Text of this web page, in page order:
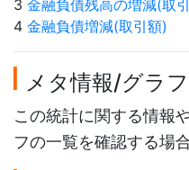
3 金融負債残高の増減(取
4 金融負債増減(取引額)
メタ情報/グラ
この統計に関する情報
フの一覧を確認する場